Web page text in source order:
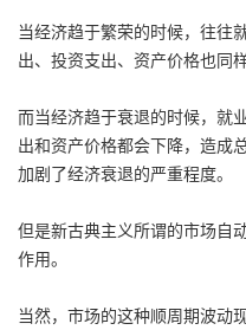
当经济趋于繁荣的时候，往往
出、投资支出、资产价格也同
而当经济趋于衰退的时候，就
出和资产价格都会下降，造成
加剧了经济衰退的严重程度。
但是新古典主义所谓的市场自
作用。
当然，市场的这种顺周期波动